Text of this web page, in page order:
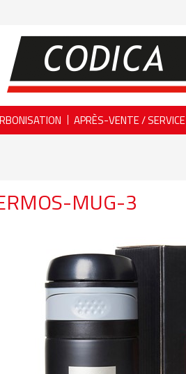
APRÈS-VENTE / SERVICE
MUG-3